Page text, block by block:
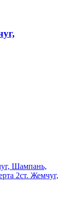
Шампань,
2ст. Жемчуг,